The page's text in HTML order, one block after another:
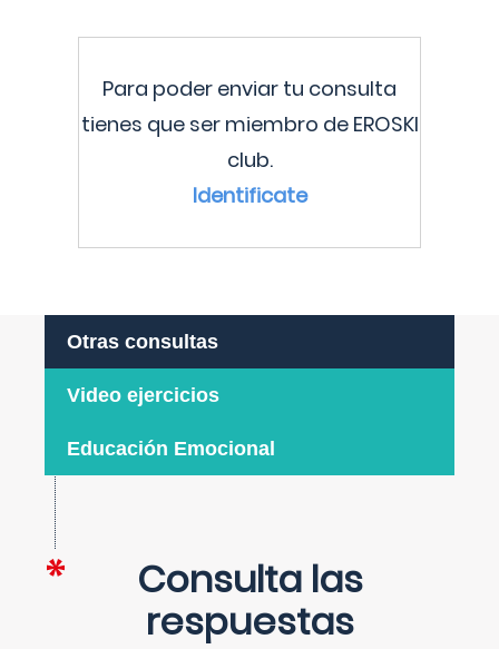
Para poder enviar tu consulta
tienes que ser miembro de EROSKI
club.
Identificate
Otras consultas
Video ejercicios
Educación Emocional
Consulta las
respuestas